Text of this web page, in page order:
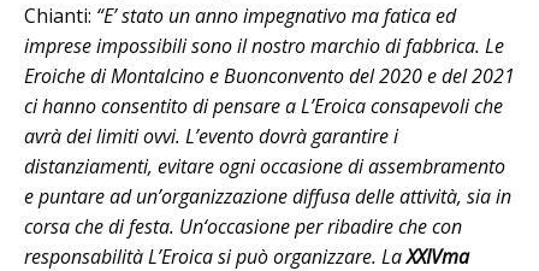
Chianti: “E’ stato un anno impegnativo ma fatica ed
imprese impossibili sono il nostro marchio di fabbrica. Le
Eroiche di Montalcino e Buonconvento del 2020 e del 2021
ci hanno consentito di pensare a L’Eroica consapevoli che
avrà dei limiti ovvi. L’evento dovrà garantire i
distanziamenti, evitare ogni occasione di assembramento
e puntare ad un’organizzazione diffusa delle attività, sia in
corsa che di festa. Un‘occasione per ribadire che con
responsabilità L’Eroica si può organizzare. LaXXIVma